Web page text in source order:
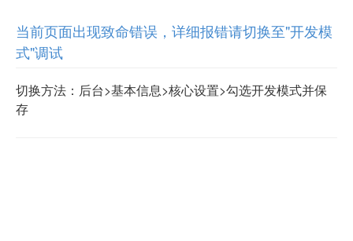
当前页面出现致命错误，详细报错请切换至"开发模
式"调试
切换方法：后台>基本信息>核心设置>勾选开发模式并保
存